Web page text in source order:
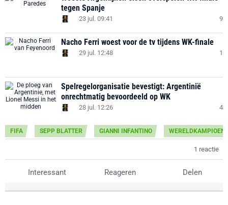
tegen Spanje
23 jul. 09:41 9
Nacho Ferri woest voor de tv tijdens WK-finale
29 jul. 12:48 1
Spelregelorganisatie bevestigt: Argentinië
onrechtmatig bevoordeeld op WK
28 jul. 12:26 4
FIFA SEPP BLATTER GIANNI INFANTINO
1 reactie
Interessant Reageren Delen